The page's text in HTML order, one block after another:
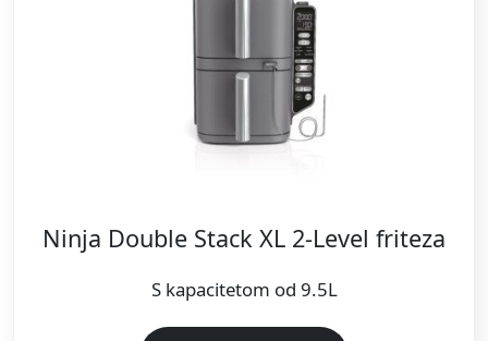
Ninja Double Stack XL 2-Level friteza
S kapacitetom od 9.5L